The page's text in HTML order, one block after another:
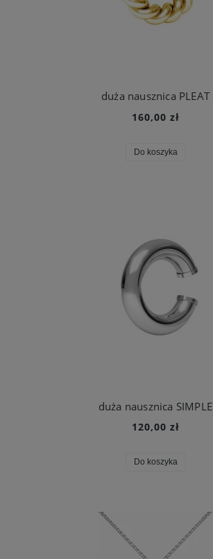
duża nausznica PLEAT
160,00 zł
Do koszyka
duża nausznica SIMPLE
120,00 zł
Do koszyka